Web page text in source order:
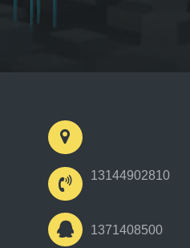
13144902810
1371408500